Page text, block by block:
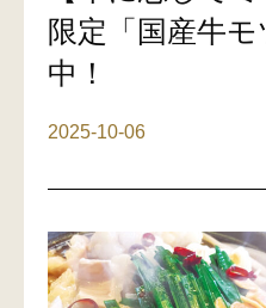
限定「国産牛
中！
2025-10-06